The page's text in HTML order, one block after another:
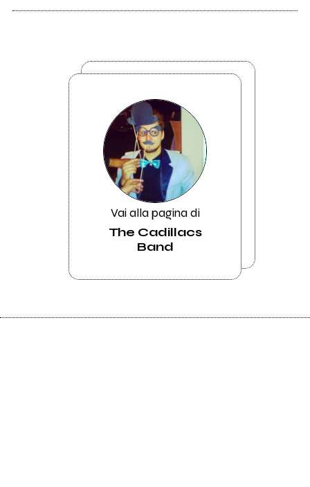
Vai alla pagina di
The Cadillacs
Band